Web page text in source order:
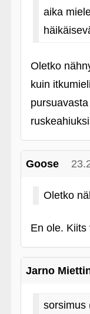
aika
Oletko
kuin
Goose
Oletko
En ole. Kiits
Jarno
sorsimus